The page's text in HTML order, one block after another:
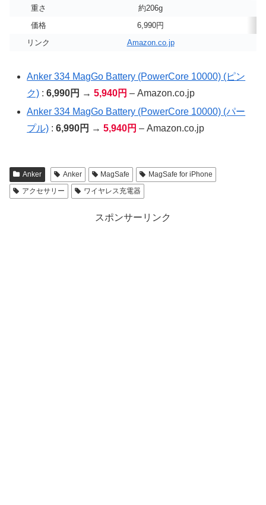
重さ
約206g
価格
6,990円
リンク
Amazon.co.jp
Anker 334 MagGo Battery (PowerCore 10000) (ピン
ク) :6,990円 →5,940円 – Amazon.co.jp
Anker 334 MagGo Battery (PowerCore 10000) (パー
プル) :6,990円 →5,940円 – Amazon.co.jp
Anker Anker MagSafe
MagSafe for iPhone
アクセサリー
ワイヤレス充電器
スポンサーリンク